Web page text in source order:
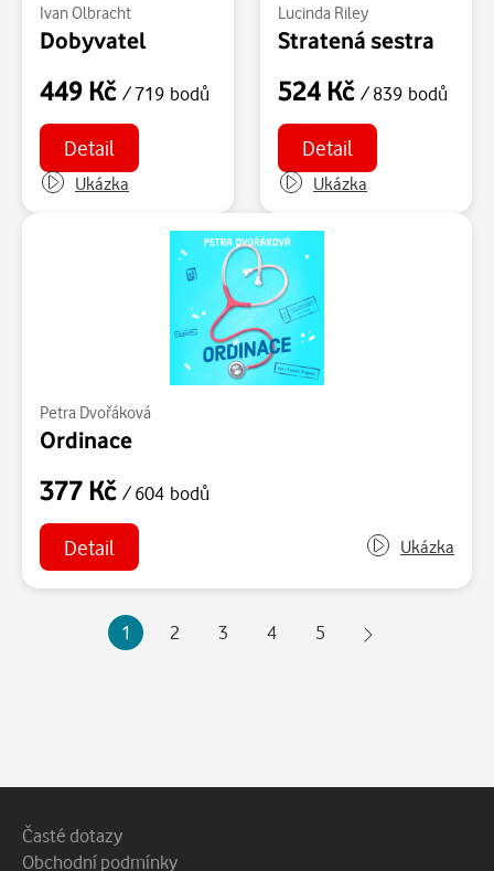
Ivan Olbracht
Dobyvatel
449 Kč / 719 bodů
Detail
Ukázka
Lucinda Riley
Stratená sestra
524 Kč / 839 bodů
Detail
Ukázka
Petra Dvořáková
Ordinace
377 Kč / 604 bodů
Detail Ukázka
1 2 3 4 5
Patička webu
Vedlejší navigace
Časté dotazy
Obchodní podmínky